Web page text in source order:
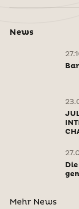
News
Mehr News